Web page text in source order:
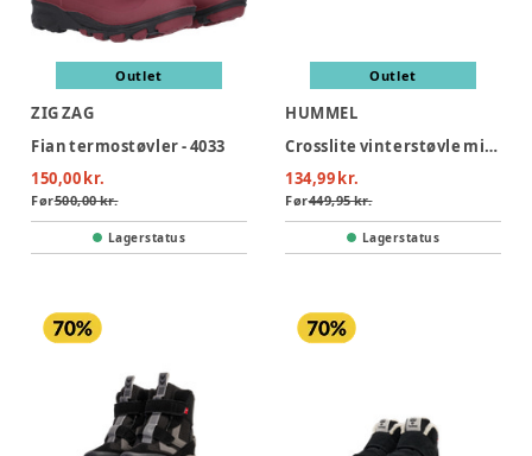
Outlet
ZIG ZAG
Fian termostøvler - 4033
150,00 kr.
Før500,00 kr.
Lagerstatus
Outlet
HUMMEL
Crosslite vinterstøvle mid infant - 2162
134,99 kr.
Før449,95 kr.
Lagerstatus